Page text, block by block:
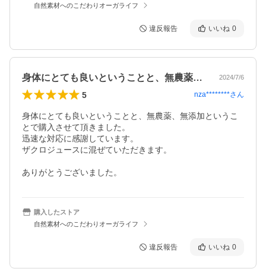
自然素材へのこだわりオーガライフ
違反報告 いいね 0
身体にとても良いということと、無農薬、… 2024/7/6
5 nza********さん
身体にとても良いということと、無農薬、無添加というこ
とで購入させて頂きました。
迅速な対応に感謝しています。
ザクロジュースに混ぜていただきます。
購入したストア
自然素材へのこだわりオーガライフ
違反報告 いいね 0